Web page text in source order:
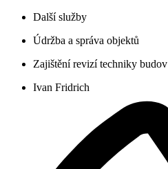
Další služby
Údržba a správa objektů​
Zajištění revizí techniky budov
Ivan Fridrich